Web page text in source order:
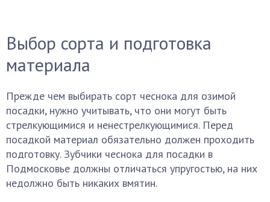
Выбор сорта и подготовка
материала
Прежде чем выбирать сорт чеснока для озимой
посадки, нужно учитывать, что они могут быть
стрелкующимися и ненестрелкующимися. Перед
посадкой материал обязательно должен проходить
подготовку. Зубчики чеснока для посадки в
Подмосковье должны отличаться упругостью, на них
недолжно быть никаких вмятин.